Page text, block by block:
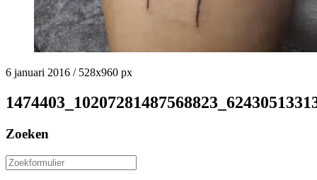
6 januari 2016 /528x960 px
Zoeken
Zoeken
naar: